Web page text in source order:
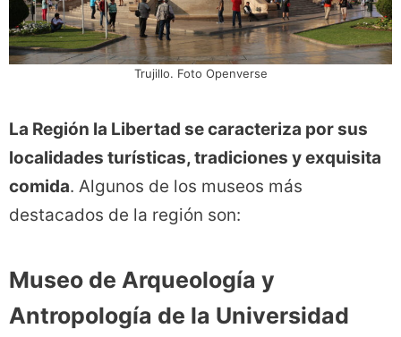
Trujillo. Foto Openverse
La Región la Libertad se caracteriza por sus
localidades turísticas, tradiciones y exquisita
comida. Algunos de los museos más
destacados de la región son:
Museo de Arqueología y
Antropología de la Universidad